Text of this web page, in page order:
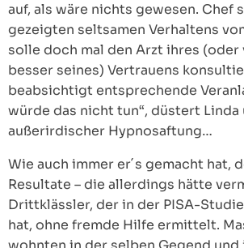
auf, als wäre nichts gewesen. Chef
gezeigten seltsamen Verhaltens
solle doch mal den Arzt ihres
besser seines) Vertrauens
beabsichtigt entsprechende
würde das nicht tun“, düstert Linda
außerirdischer Hypnosaftung…
Wie auch immer er´s gemacht hat,
Resultate – die allerdings hätte
Drittklässler, der in der PISA-
hat, ohne fremde Hilfe ermittelt.